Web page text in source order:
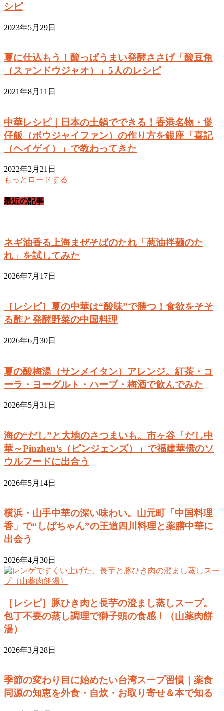
シピ
2023年5月29日
夏に仕込もう！酸っぱうまい発酵ささげ「酸豆角
（スァンドウジャオ）」5人のレシピ
2021年8月11日
中華レシピ｜日本の土鍋でできる！香港名物・煲
仔飯（ボウジャイファン）の作り方を銀座「喜記
（ヘイゲイ）」で教わってきた
2022年2月21日
もっとロードする
最近の記事
ネギ油香る上海まぜそばのたれ「葱油拌麺のた
れ」を試してみた
2026年7月17日
［レシピ］夏の中華は“酸味”で勝つ！食欲をそそ
る酢と発酵野菜の中国料理
2026年6月30日
夏の酸梅湯（サンメイタン）アレンジ。紅茶・コ
ーラ・ヨーグルト・ハーブ・梅酒で飲んでみた
2026年5月31日
海の“だし”と大地のさつまいも。市ヶ谷「だし中
華～Pinzhen’s（ピンジェンズ）」で福建華僑のソ
ウルフードに出合う
2026年5月14日
横浜・山手中華の深い味わい。山元町「中国料理
香」で“しばちゃん”の王道四川料理と薬膳中華に
出会う
2026年4月30日
［レシピ］豚ひき肉と長芋の澄まし蒸しスープ。
包丁不要の蒸し調理で獅子頭の食感！（山薬肉餅
湯）
2026年3月28日
季節の変わり目に始めたい台湾スープ習慣｜薬食
同源の知恵を外食・自炊・お取り寄せ＆本で知る